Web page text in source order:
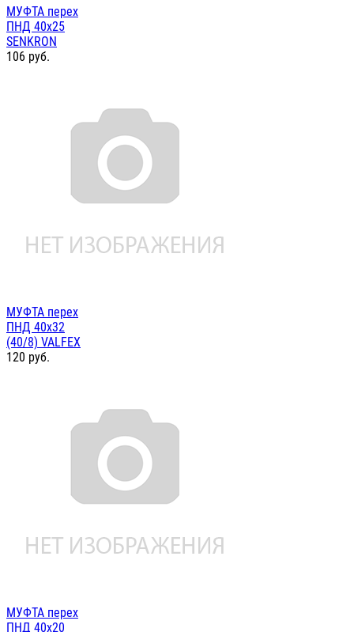
МУФТА перех
ПНД 40х25
SENKRON
106 руб.
МУФТА перех
ПНД 40х32
(40/8) VALFEX
120 руб.
МУФТА перех
ПНД 40х20